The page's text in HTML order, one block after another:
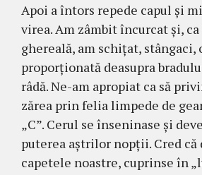
Apoi a întors repede capul şi
virea. Am zâmbit încurcat şi,
ghereală, am schiţat,
pro­porţionată deasupra
râdă. Ne-am apropiat ca să
ză­rea prin felia limpede de
„C”. Cerul se înseninase şi
pu­terea aştrilor nopţii. Cred că
ca­petele noastre, cuprinse în